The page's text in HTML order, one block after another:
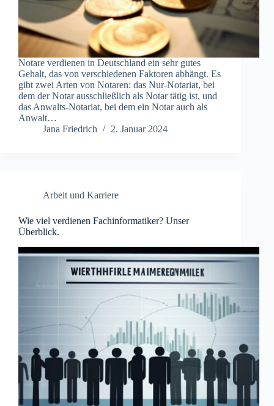
Notare verdienen in Deutschland ein sehr gutes
Gehalt, das von verschiedenen Faktoren abhängt. Es
gibt zwei Arten von Notaren: das Nur-Notariat, bei
dem der Notar ausschließlich als Notar tätig ist, und
das Anwalts-Notariat, bei dem ein Notar auch als
Anwalt…
Jana Friedrich
2. Januar 2024
Arbeit und Karriere
Wie viel verdienen Fachinformatiker? Unser
Überblick.